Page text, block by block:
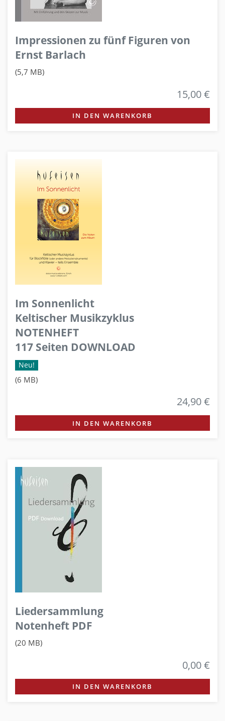
Impressionen zu fünf Figuren von
Ernst Barlach
(5,7 MB)
15,00 €
IN DEN WARENKORB
Im Sonnenlicht
Keltischer Musikzyklus
NOTENHEFT
117 Seiten DOWNLOAD
Neu!
(6 MB)
24,90 €
IN DEN WARENKORB
Liedersammlung
Notenheft PDF
(20 MB)
0,00 €
IN DEN WARENKORB